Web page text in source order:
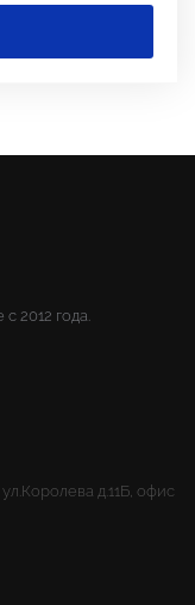
2012 года.
д.11Б, офис